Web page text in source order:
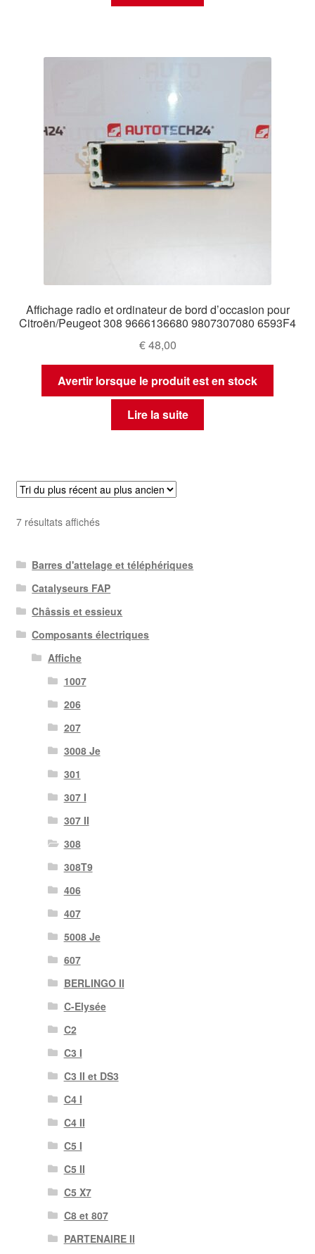
Affichage radio et ordinateur de bord d’occasion pour
Citroën/Peugeot 308 9666136680 9807307080 6593F4
€48,00
Avertir lorsque le produit est en stock
Lire la suite
7 résultats affichésTrié
récent
au
plus
ancien
Barres d'attelage et téléphériques
Catalyseurs FAP
Châssis et essieux
Composants électriques
Affiche
1007
206
207
3008 Je
301
307 I
307 II
308
308T9
406
407
5008 Je
607
BERLINGO II
C-Elysée
C2
C3 I
C3 II et DS3
C4 I
C4 II
C5 I
C5 II
C5 X7
C8 et 807
PARTENAIRE II